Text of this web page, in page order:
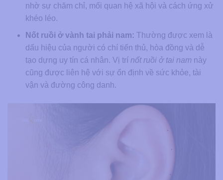
nhờ sự chăm chỉ, mối quan hệ xã hội và cách ứng xử
khéo léo.
Nốt ruồi ở vành tai phải nam: Thường được xem là
dấu hiệu của người có chí tiến thủ, hòa đồng và dễ
tạo dựng uy tín cá nhân. Vị trí nốt ruồi ở tai namnày
cũng được liên hệ với sự ổn định về sức khỏe, tài
vận và đường công danh.